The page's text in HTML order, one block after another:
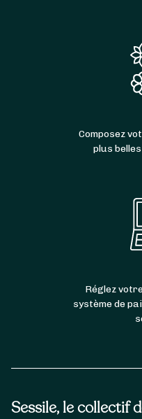
Sessile, le collectif
Composez
plus
Réglez
système de